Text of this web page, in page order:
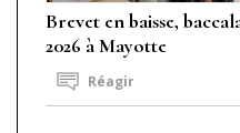
Brevet en baisse,
2026 à Mayotte
Réagir